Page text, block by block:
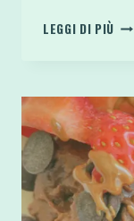
LEGGI DI PIÙ
E